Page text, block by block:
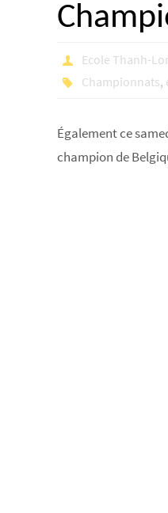
Ecole Thanh-
Championnats,
Également ce
champion de